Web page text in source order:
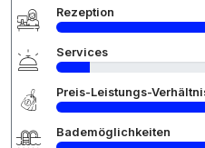
Rezeption
Services
Preis-Leistungs-
Bademöglichkeiten